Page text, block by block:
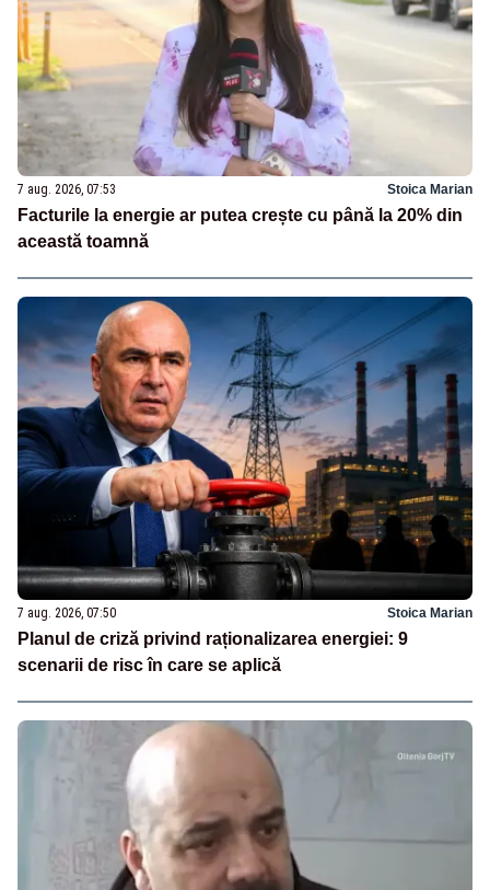
7 aug. 2026, 07:53 Stoica Marian
Facturile la energie ar putea crește cu până la 20% din
această toamnă
7 aug. 2026, 07:50 Stoica Marian
Planul de criză privind raționalizarea energiei: 9
scenarii de risc în care se aplică